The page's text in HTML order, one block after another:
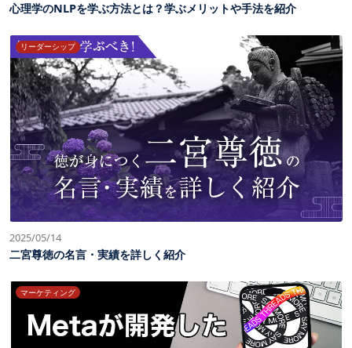
心理学のNLPを学ぶ方法とは？学ぶメリットや手法を紹介
リーダーシップ
2025/05/14
二宮尊徳の名言・実績を詳しく紹介
マーケティング